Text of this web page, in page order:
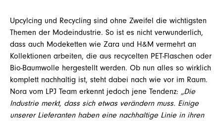
Upcylcing und Recycling sind ohne Zweifel die wichtigsten
Themen der Modeindustrie. So ist es nicht verwunderlich,
dass auch Modeketten wie Zara und H&M vermehrt an
Kollektionen arbeiten, die aus recycelten PET-Flaschen oder
Bio-Baumwolle hergestellt werden. Ob nun alles so wirklich
komplett nachhaltig ist, steht dabei nach wie vor im Raum.
Nora vom LPJ Team erkennt jedoch jene Tendenz: „Die
Industrie merkt, dass sich etwas verändern muss. Einige
unserer Lieferanten haben eine nachhaltige Linie in ihren